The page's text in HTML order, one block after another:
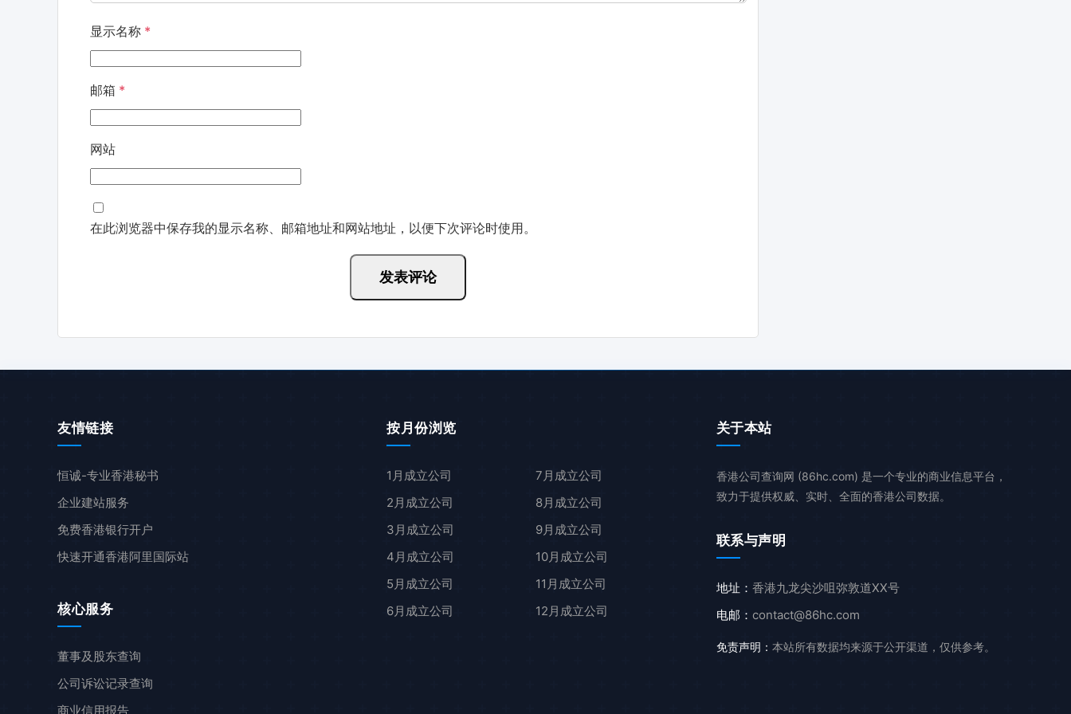
显示名称 *
邮箱 *
网站
在此浏览器中保存我的显示名称、邮箱地址和网站地址，以便下次评论时使用。
友情链接
恒诚-专业香港秘书
企业建站服务
免费香港银行开户
快速开通香港阿里国际站
核心服务
董事及股东查询
公司诉讼记录查询
商业信用报告
按月份浏览
1月成立公司
2月成立公司
3月成立公司
4月成立公司
5月成立公司
6月成立公司
7月成立公司
8月成立公司
9月成立公司
10月成立公司
11月成立公司
12月成立公司
关于本站
香港公司查询网 (86hc.com) 是一个专业的商业信息平台，
致力于提供权威、实时、全面的香港公司数据。
联系与声明
地址： 香港九龙尖沙咀弥敦道XX号
电邮： contact@86hc.com
免责声明： 本站所有数据均来源于公开渠道，仅供参考。